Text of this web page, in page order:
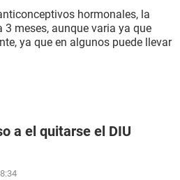
hormonales, la
meses, aunque varia ya que
ya que en algunos puede llevar
a el quitarse el DIU